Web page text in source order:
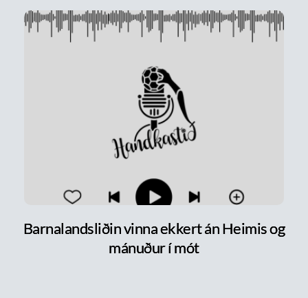
Barnalandsliðin vinna ekkert án Heimis og
mánuður í mót